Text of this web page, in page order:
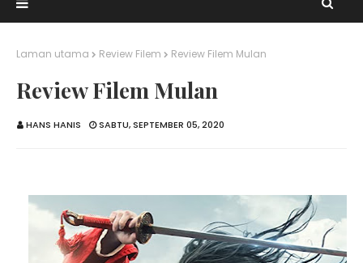
Laman utama Review Filem Review Filem Mulan
Review Filem Mulan
HANS HANIS SABTU, SEPTEMBER 05, 2020